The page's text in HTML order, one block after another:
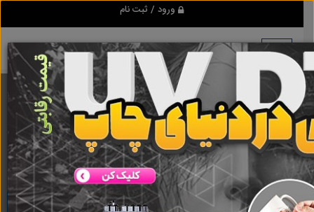
ورود / ثبت نام
برنامه اندروید ابزاریراق
مرجع نیازمندیهای ابزار و یراق آلات عمومی و صنعتی
دانلود